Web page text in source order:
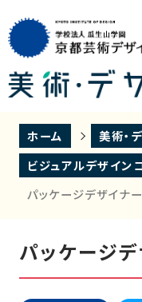
ホーム
美術・
ビジュアルデザイン
パッケージデザイナ
パッケージ